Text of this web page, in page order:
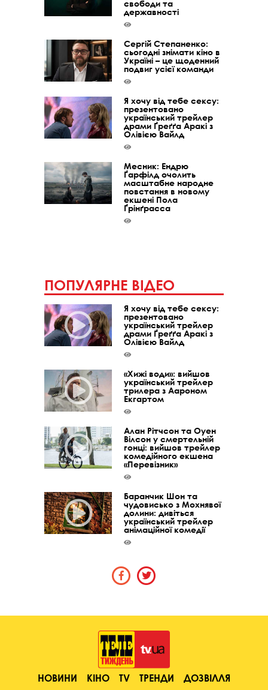
свободи та
державності
Сергій Степаненко:
сьогодні знімати кіно в
Україні – це щоденний
подвиг усієї команди
Я хочу від тебе сексу:
презентовано
український трейлер
драми Ґреґґа Аракі з
Олівією Вайлд
Месник: Ендрю
Ґарфілд очолить
масштабне народне
повстання в новому
екшені Пола
Ґрінґрасса
ПОПУЛЯРНЕ ВІДЕО
Я хочу від тебе сексу:
презентовано
український трейлер
драми Ґреґґа Аракі з
Олівією Вайлд
«Хижі води»: вийшов
український трейлер
трилера з Аароном
Екгартом
Алан Рітчсон та Оуен
Вілсон у смертельній
гонці: вийшов трейлер
комедійного екшена
«Перевізник»
Баранчик Шон та
чудовисько з Мохнявої
долини: дивіться
український трейлер
анімаційної комедії
НОВИНИ КІНО TV ТРЕНДИ
ДОЗВІЛЛЯ